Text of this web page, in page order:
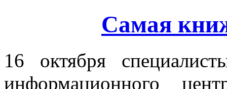
Самая
16 октября
информационного